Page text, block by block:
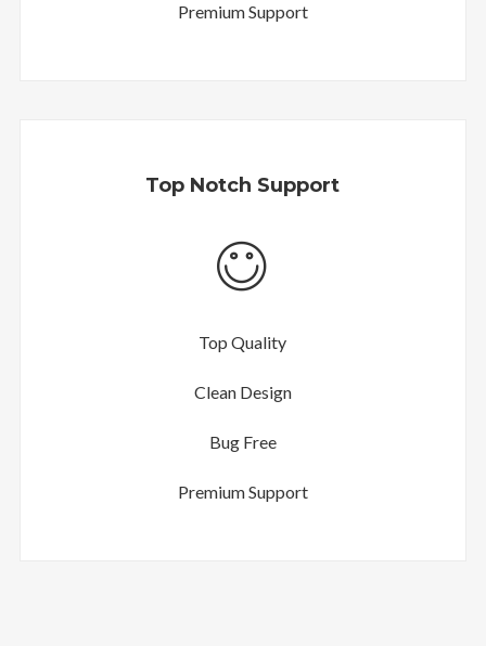
Premium Support
Top Notch Support
Top Quality
Clean Design
Bug Free
Premium Support